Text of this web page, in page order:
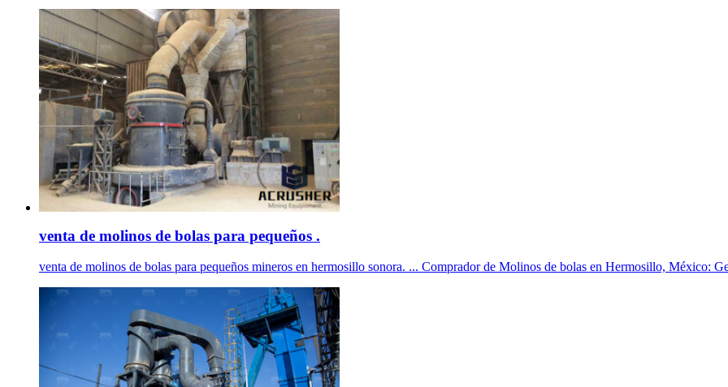
venta de molinos de bolas para pequeños .
venta de molinos de bolas para pequeños mineros en hermosillo sonora. ... Comprador de Molinos de bolas en Hermosillo, México: